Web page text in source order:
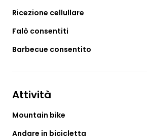
Ricezione cellullare
Falò consentiti
Barbecue consentito
Attività
Mountain bike
Andare in bicicletta